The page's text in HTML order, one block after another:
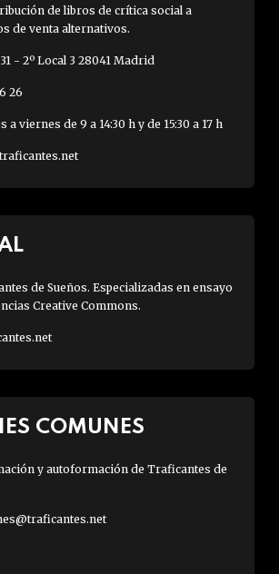
de libros de crítica social a
de venta alternativos.
- 2º Local 3 28041 Madrid
26
viernes de 9 a 14:30 h y de 15:30 a 17 h
de Sueños. Especializadas en ensayo
Creative Commons.
COMUNES
y autoformación de Traficantes de